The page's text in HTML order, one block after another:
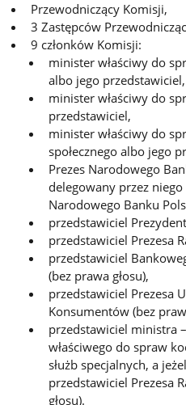
Przewodniczący Komisji,
3 Zastępców
9 członków Komisji:
minister właściwy do
albo jego przedstawiciel,
minister właściwy do
przedstawiciel,
minister właściwy do
społecznego albo jego
Prezes Narodowego
delegowany przez niego
Narodowego Banku
przedstawiciel
przedstawiciel Prezesa
przedstawiciel
(bez prawa głosu),
przedstawiciel Prezesa
Konsumentów (bez
przedstawiciel ministra
właściwego do spraw
służb specjalnych, a
przedstawiciel Prezesa
głosu).